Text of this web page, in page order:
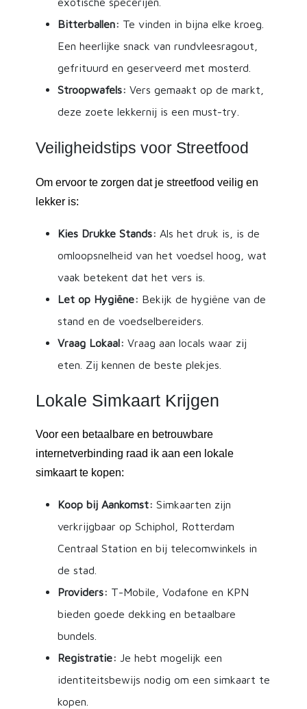
Bitterballen: Te vinden in bijna elke kroeg.
Een heerlijke snack van rundvleesragout,
gefrituurd en geserveerd met mosterd.
Stroopwafels: Vers gemaakt op de markt,
deze zoete lekkernij is een must-try.
Veiligheidstips voor Streetfood
Om ervoor te zorgen dat je streetfood veilig en
lekker is:
Kies Drukke Stands: Als het druk is, is de
omloopsnelheid van het voedsel hoog, wat
vaak betekent dat het vers is.
Let op Hygiëne: Bekijk de hygiëne van de
stand en de voedselbereiders.
Vraag Lokaal: Vraag aan locals waar zij
eten. Zij kennen de beste plekjes.
Lokale Simkaart Krijgen
Voor een betaalbare en betrouwbare
internetverbinding raad ik aan een lokale
simkaart te kopen:
Koop bij Aankomst: Simkaarten zijn
verkrijgbaar op Schiphol, Rotterdam
Centraal Station en bij telecomwinkels in
de stad.
Providers: T-Mobile, Vodafone en KPN
bieden goede dekking en betaalbare
bundels.
Registratie: Je hebt mogelijk een
identiteitsbewijs nodig om een simkaart te
kopen.